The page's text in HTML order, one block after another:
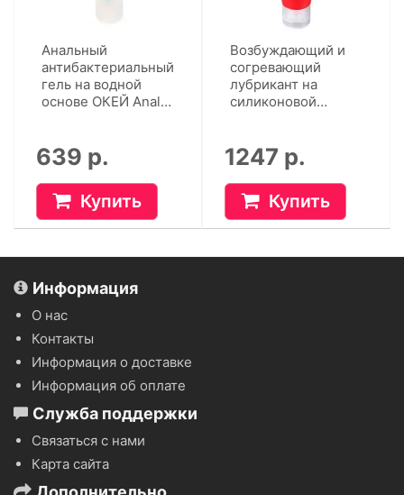
Анальный
антибактериальный
гель на водной
основе ОКЕЙ Anal
639 р.
Купить
Возбуждающий и
согревающий
лубрикант на
силиконовой
1247 р.
Купить
Информация
О нас
Контакты
Информация о доставке
Информация об оплате
Служба поддержки
Связаться с нами
Карта сайта